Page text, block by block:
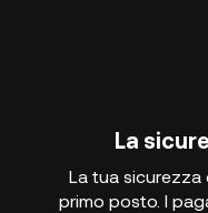
La
La tua sicurezza
primo posto. I